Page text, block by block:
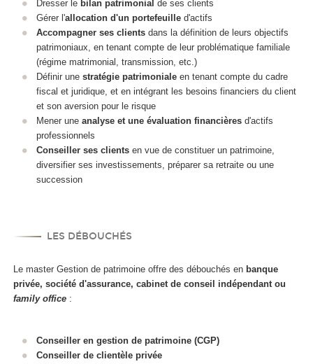
Dresser le bilan patrimonial de ses clients
Gérer l'allocation d'un portefeuilled'actifs
Accompagner ses clientsdans la définition de leurs objectifs
patrimoniaux, en tenant compte de leur problématique familiale
(régime matrimonial, transmission, etc.)
Définir une stratégie patrimonialeen tenant compte du cadre
fiscal et juridique, et en intégrant les besoins financiers du client
et son aversion pour le risque
Mener une analyse et une évaluation financièresd'actifs
professionnels
Conseiller ses clients en vue de constituer un patrimoine,
diversifier ses investissements, préparer sa retraite ou une
succession
LES DÉBOUCHÉS
Le master Gestion de patrimoine offre des débouchés en banque
privée, société d'assurance, cabinet de conseil indépendant ou
family office :
Conseiller en gestion de patrimoine (CGP)
Conseiller de clientèle privée